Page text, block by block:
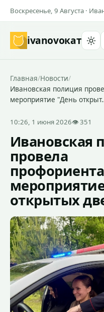
Воскресенье, 9 Августа ·
ivanovoкат
Главная/Новости/
Ивановская полиция
мероприятие "День
10:26, 1 июня 2026👁 351
Ивановская
провела
открытых